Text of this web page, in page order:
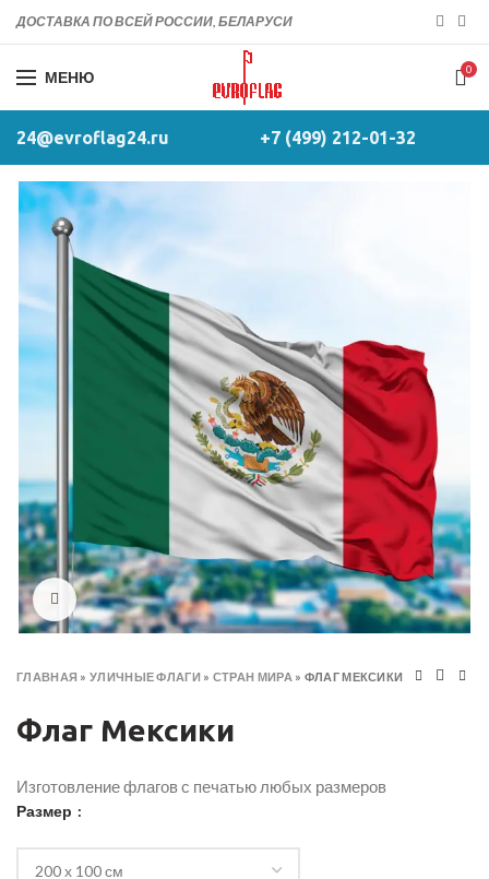
ДОСТАВКА ПО ВСЕЙ РОССИИ, БЕЛАРУСИ
МЕНЮ 0
24@evroflag24.ru +7 (499) 212-01-32
Click to enlarge
ГЛАВНАЯ »УЛИЧНЫЕ ФЛАГИ » СТРАН МИРА » ФЛАГ МЕКСИКИ
Флаг Мексики
Изготовление флагов с печатью любых размеров
Размер